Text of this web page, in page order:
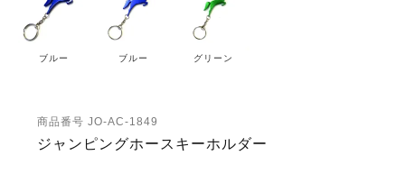
ブルー ブルー グリーン
商品番号 JO-AC-1849
ジャンピングホースキーホルダー